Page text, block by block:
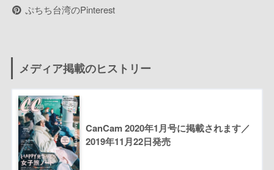
ぷちち台湾のPinterest
メディア掲載のヒストリー
CanCam 2020年1月号に掲載されます／
2019年11月22日発売